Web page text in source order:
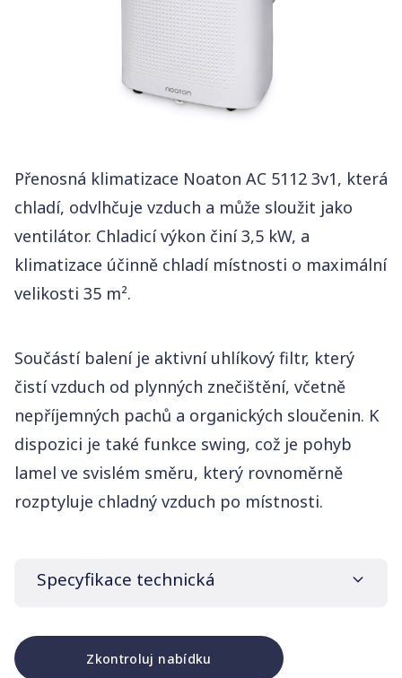
Typ chladicího média
Spotřeba energie
Hlučnost
54 – 65 dB
Přenosná klimatizace Noaton AC 5112 3v1, která
chladí, odvlhčuje vzduch a může sloužit jako
ventilátor. Chladicí výkon činí 3,5 kW, a
klimatizace účinně chladí místnosti o maximální
velikosti 35 m².
Součástí balení je aktivní uhlíkový filtr, který
čistí vzduch od plynných znečištění, včetně
nepříjemných pachů a organických sloučenin. K
dispozici je také funkce swing, což je pohyb
lamel ve svislém směru, který rovnoměrně
rozptyluje chladný vzduch po místnosti.
Specyfikace technická
Značka a model
Zkontroluj nabídku